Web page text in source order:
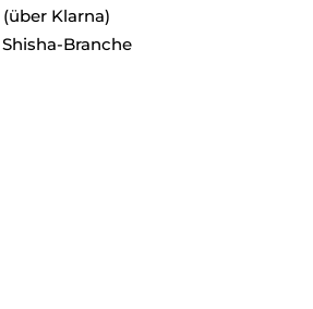
Klarna)
Branche